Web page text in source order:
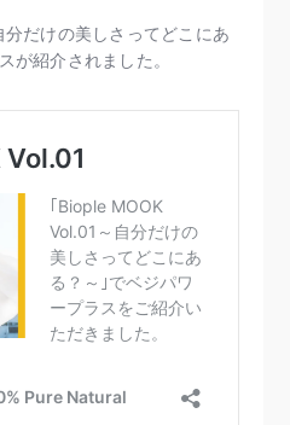
だけの美しさってどこにあ
が紹介されました。